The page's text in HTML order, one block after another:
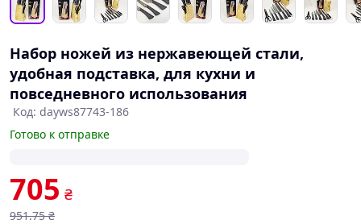
Набор ножей из нержавеющей стали,
удобная подставка, для кухни и
повседневного использования
Код: dayws87743-186
Готово к отправке
705 ₴
951.75 ₴